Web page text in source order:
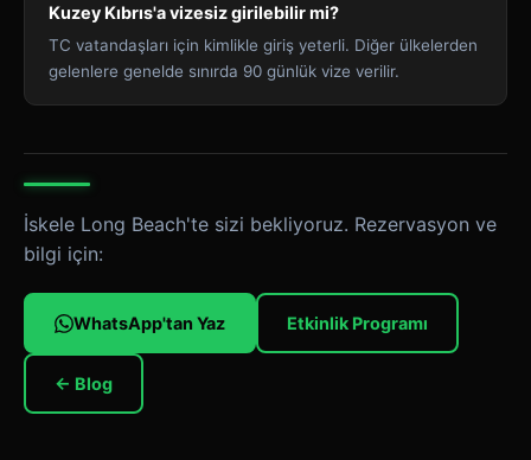
Kuzey Kıbrıs'a vizesiz girilebilir mi?
TC vatandaşları için kimlikle giriş yeterli. Diğer ülkelerden
gelenlere genelde sınırda 90 günlük vize verilir.
İskele Long Beach'te sizi bekliyoruz. Rezervasyon ve
bilgi için:
WhatsApp'tan Yaz Etkinlik Programı
← Blog